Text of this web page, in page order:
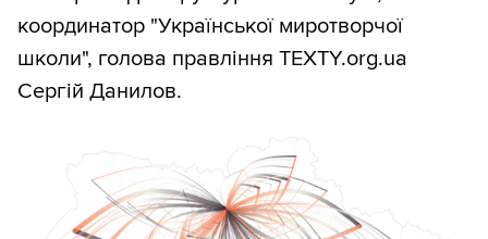
координатор "Української миротворчої
школи", голова правління TEXTY.org.ua
Сергій Данилов.